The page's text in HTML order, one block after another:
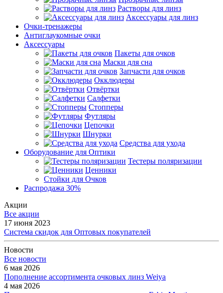
Растворы для линз
Аксессуары для линз
Очки-тренажеры
Антиглаукомные очки
Аксессуары
Пакеты для очков
Маски для сна
Запчасти для очков
Окклюдеры
Отвёртки
Салфетки
Стопперы
Футляры
Цепочки
Шнурки
Средства для ухода
Оборудование для Оптики
Тестеры поляризации
Ценники
Стойки для Очков
Распродажа 30%
Акции
Все акции
17 июня 2023
Система скидок для Оптовых покупателей
Новости
Все новости
6 мая 2026
Пополнение ассортимента очковых линз Weiya
4 мая 2026